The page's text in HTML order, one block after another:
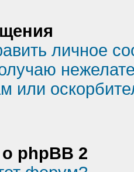
личное
или
phpBB 2